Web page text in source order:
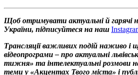
Щоб отримувати актуальні й гарячі
України, підписуйтеся на наш
Трансляції важливих подій наживо і
відеопрограми – про актуальні
тижня» та інтелектуальні розмови на
теми у «Акцентах Твого міста» і